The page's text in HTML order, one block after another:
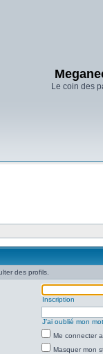
Le coin des
des profils.
Inscription
J’ai oublié mon
Me connecter
Masquer mon